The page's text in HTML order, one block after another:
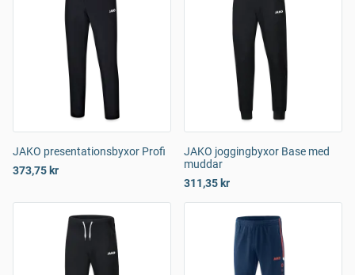
JAKO presentationsbyxor Profi
373,75 kr
JAKO joggingbyxor Base med
muddar
311,35 kr